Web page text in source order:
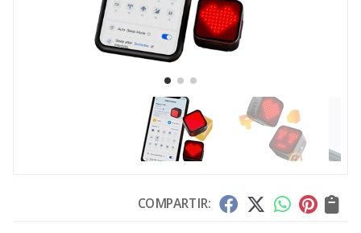
COMPARTIR: